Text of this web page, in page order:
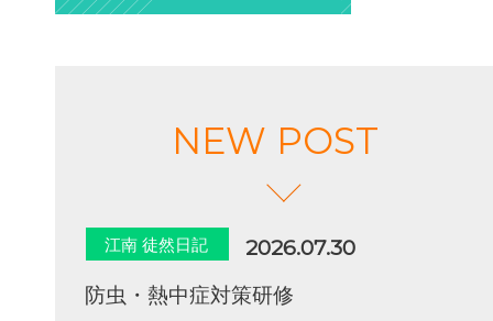
NEW POST
江南 徒然日記
2026.07.30
防虫・熱中症対策研修